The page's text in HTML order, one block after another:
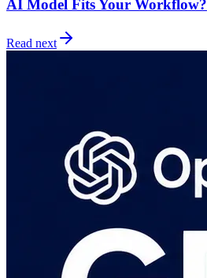
AI Model Fits Your Workflow?
Read next